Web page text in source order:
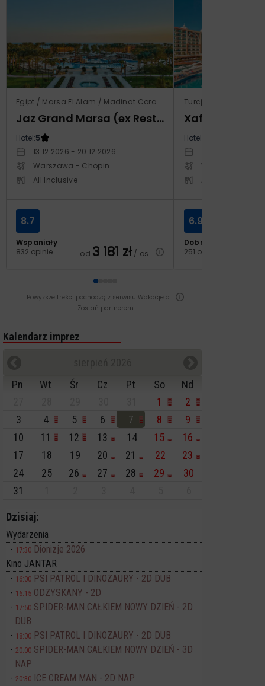
Egipt / Marsa El Alam / Madinat Coraya
Jaz Grand Marsa (ex Resta Grand Resort)
Hotel:5
13.12.2026 - 20.12.2026
Warszawa - Chopin
All Inclusive
Wspaniały
832 opinie
8.7
od 3 181 zł/ os.
Turcja / Riwiera
Xafira Deluxe
Hotel:
Warszawa -
Dobry
251 opinii
6.9
Powyższe treści pochodzą z serwisu Wakacje.pl
Zostań partnerem
Kalendarz imprez
Pn
Wt Śr Cz Pt So
Nd
1
2
3
4 5 6 7 8
9
10
11 12 13 14 15
16
17
18 19 20 21 22
23
24
25 26 27 28 29
30
31
Dzisiaj:
Wydarzenia
17:30 Dionizje 2026
Kino JANTAR
16:00 PSI PATROL I DINOZAURY - 2D DUB
16:15 ODZYSKANY - 2D
17:50 SPIDER-MAN CAŁKIEM NOWY DZIEŃ - 2D
DUB
18:00 PSI PATROL I DINOZAURY - 2D DUB
20:00 SPIDER-MAN CAŁKIEM NOWY DZIEŃ - 3D
NAP
20:30 ICE CREAM MAN - 2D NAP